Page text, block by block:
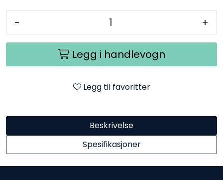
- +
Legg i handlevogn
Legg til favoritter
Beskrivelse
Spesifikasjoner